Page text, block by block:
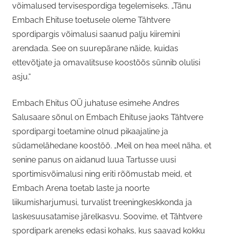
võimalused tervisespordiga tegelemiseks. „Tänu
Embach Ehituse toetusele oleme Tähtvere
spordipargis võimalusi saanud palju kiiremini
arendada. See on suurepärane näide, kuidas
ettevõtjate ja omavalitsuse koostöös sünnib olulisi
asju.“
Embach Ehitus OÜ juhatuse esimehe Andres
Salusaare sõnul on Embach Ehituse jaoks Tähtvere
spordipargi toetamine olnud pikaajaline ja
südamelähedane koostöö. „Meil on hea meel näha, et
senine panus on aidanud luua Tartusse uusi
sportimisvõimalusi ning eriti rõõmustab meid, et
Embach Arena toetab laste ja noorte
liikumisharjumusi, turvalist treeningkeskkonda ja
laskesuusatamise järelkasvu. Soovime, et Tähtvere
spordipark areneks edasi kohaks, kus saavad kokku